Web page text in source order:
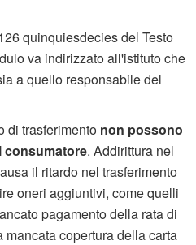
quinquiesdecies del Testo
va indirizzato all'istituto che
a quello responsabile del
di trasferimento non possono
consumatore. Addirittura nel
il ritardo nel trasferimento
oneri aggiuntivi, come quelli
pagamento della rata di
copertura della carta